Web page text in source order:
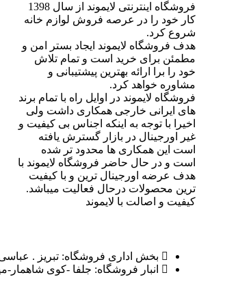
فروشگاه اینترنتی لایموند از سال 1398
کار خود را در عرصه فروش لوازم خانه
شروع کرد.
هدف فروشگاه لایموند ایجاد بستر امن و
مطمئن برای خرید است و تمام تلاش
خود را برا ارائه بهترین پیشتیبانی و
مشاوره خواهد کرد.
فروشگاه لایموند در اوایل راه با تمام برند
های ایرانی خارجی همکاری داشت ولی
اخیرا با توجه به اینکه اجناس بی کیفیت و
غیر اورجینال در بازار گسترش یافته
است این همکاری ها محدود تر شده
است و در حال حاضر فروشگاه لایموند با
هدف عرضه اورجینال ترین و با کیفیت
ترین محصولات درحال فعالیت میباشد.
کیفیت و اصالت با لایموند
بخش اداری فروشگاه: تبریز .
انبار فروشگاه: جلفا -کوی شاهمار-